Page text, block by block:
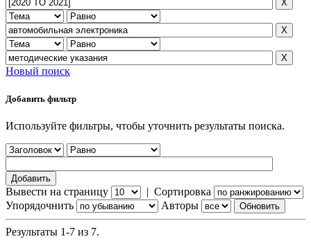
Новый поиск
Добавить фильтр
Используйте фильтры, чтобы уточнить результаты поиска.
Вывести на страницу | Сортировка
Упорядочнить
Авторы
Результаты 1-7 из 7.